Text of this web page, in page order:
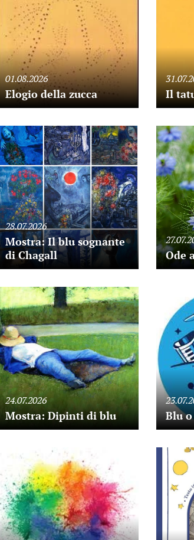
01.08.2026
Elogio della zucca Il
28.07.2026
Mostra: Il blu sognante
di Chagall
Ode
24.07.2026
Mostra: Dipinti di blu Blu